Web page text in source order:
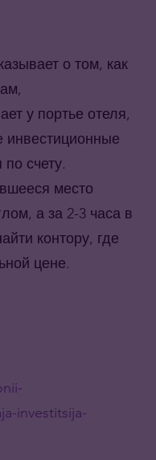
о том, как
у портье отеля,
инвестиционные
счету.
место
а за 2-3 часа в
контору, где
цене.
investitsija-